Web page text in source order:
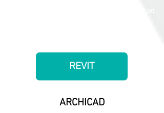
REVIT
ARCHICAD